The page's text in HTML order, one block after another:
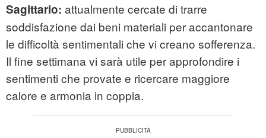
Sagittario: attualmente cercate di trarre
soddisfazione dai beni materiali per accantonare
le difficoltà sentimentali che vi creano sofferenza.
Il fine settimana vi sarà utile per approfondire i
sentimenti che provate e ricercare maggiore
calore e armonia in coppia.